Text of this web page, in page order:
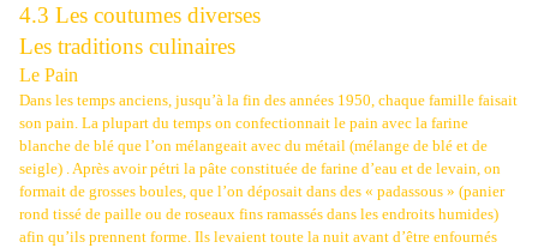
4.3 Les coutumes diverses
Les traditions culinaires
Le Pain
Dans les temps anciens, jusqu’à la fin des années 1950, chaque famille faisait
son pain. La plupart du temps on confectionnait le pain avec la farine
blanche de blé que l’on mélangeait avec du métail (mélange de blé et de
seigle) . Après avoir pétri la pâte constituée de farine d’eau et de levain, on
formait de grosses boules, que l’on déposait dans des « padassous » (panier
rond tissé de paille ou de roseaux fins ramassés dans les endroits humides)
afin qu’ils prennent forme. Ils levaient toute la nuit avant d’être enfournés